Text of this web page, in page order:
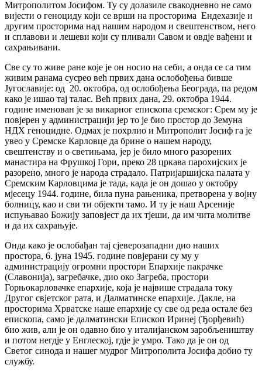
Митрополитом Јосифом. Ту су долазиле свакодневно не само
вијести о геноциду који се врши на просторима Ендехазије и
другим просторима над нашим народом и свештенством, него
и сплавови и лешеви који су пливали Савом и овдје вађени и
сахрањивани.
Све су то живе ране које је он носио на себи, а онда се са тим
живим ранама сусрео већ првих дана ослобођења бивше
Југославије: од 20. октобра, од ослобођења Београда, па редом
како је ишао тај талас. Већ првих дана, 29. октобра 1944.
године именован је за викарног епископа сремског: Срем му је
повјерен у администрацији јер то је био простор до Земуна
НДХ геноцидне. Одмах је похрлио и Митрополит Јосиф га је
увео у Сремске Карловце да брине о нашем народу,
свештенству и о светињама, јер је било много разорених
манастира на Фрушкој Гори, преко 28 цркава парохијских је
разорено, много је народа страдало. Патријаршијска палата у
Сремским Карловцима је тада, када је он дошао у октобру
мјесецу 1944. године, била пуна рањеника, претворена у војну
болницу, као и сви ти објекти тамо. И ту је наш Арсеније
испуњавао Божију заповјест да их тјеши, да им чита молитве
и да их сахрањује.
Онда како је ослобађан тај сјеверозападни дио наших
простора, 6. јуна 1945. године повјерани су му у
администрацију огромни простори Епархије пакрачке
(Славонија), загребачке, дио око Загреба, простори
Горњокарловачке епархије, која је највише страдала току
Другог свјетског рата, и Далматинске епархије. Дакле, на
просторима Хрватске наше епархије су све од реда остале без
епископа, само је далматински Епископ Иринеј (Ђорђевић)
био жив, али је он одавно био у италијанском заробљеништву
и потом негдје у Енглеској, гдје је умро. Тако да је он од
Светог синода и нашег мудрог Митрополита Јосифа добио ту
службу.